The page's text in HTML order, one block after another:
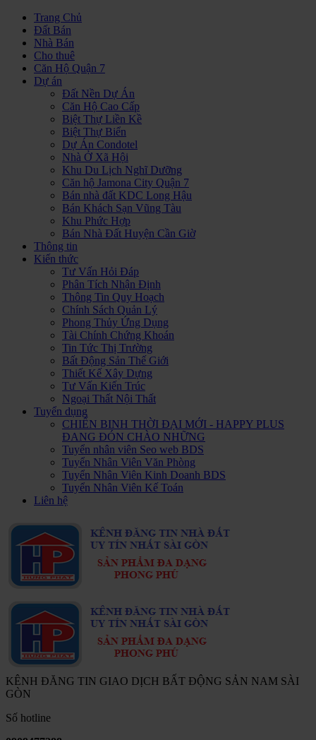
Trang Chủ
Đất Bán
Nhà Bán
Cho thuê
Căn Hộ Quận 7
Dự án
Đất Nền Dự Án
Căn Hộ Cao Cấp
Biệt Thự Liền Kề
Biệt Thự Biển
Dự Án Condotel
Nhà Ở Xã Hội
Khu Du Lịch Nghĩ Dưỡng
Căn hộ Jamona City Quận 7
Bán nhà đất KDC Long Hậu
Bán Khách Sạn Vũng Tàu
Khu Phức Hợp
Bán Nhà Đất Huyện Cần Giờ
Thông tin
Kiến thức
Tư Vấn Hỏi Đáp
Phân Tích Nhận Định
Thông Tin Quy Hoạch
Chính Sách Quản Lý
Phong Thủy Ứng Dụng
Tài Chính Chứng Khoán
Tin Tức Thị Trường
Bất Động Sản Thế Giới
Thiết Kế Xây Dựng
Tư Vấn Kiến Trúc
Ngoại Thất Nội Thất
Tuyển dụng
CHIẾN BINH THỜI ĐẠI MỚI - HAPPY PLUS
ĐANG ĐÓN CHÀO NHỮNG
Tuyển nhân viên Seo web BDS
Tuyển Nhân Viên Văn Phòng
Tuyển Nhân Viên Kinh Doanh BDS
Tuyển Nhân Viên Kế Toán
Liên hệ
KÊNH ĐĂNG TIN GIAO DỊCH BẤT ĐỘNG SẢN NAM SÀI
GÒN
Số hotline